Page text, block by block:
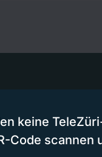
keine
Code scannen